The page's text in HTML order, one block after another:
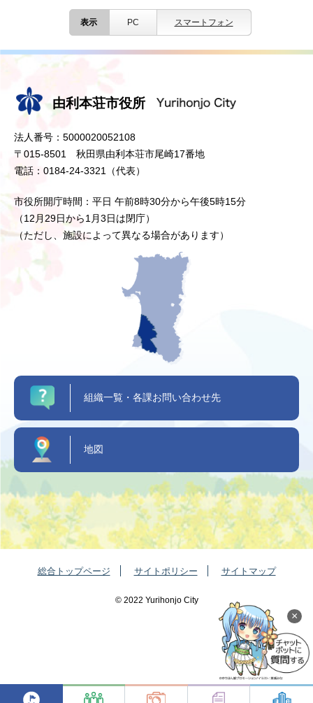
表示 PC スマートフォン
×
由利本荘市役所
法人番号：5000020052108
〒015-8501 秋田県由利本荘市尾崎17番地
電話：0184-24-3321（代表）
市役所開庁時間：平日 午前8時30分から午後5時15分
（12月29日から1月3日は閉庁）
（ただし、施設によって異なる場合があります）
組織一覧・各課お問い合わせ先
地図
総合トップページ サイトポリシー サイトマップ
©️ 2022 Yurihonjo City